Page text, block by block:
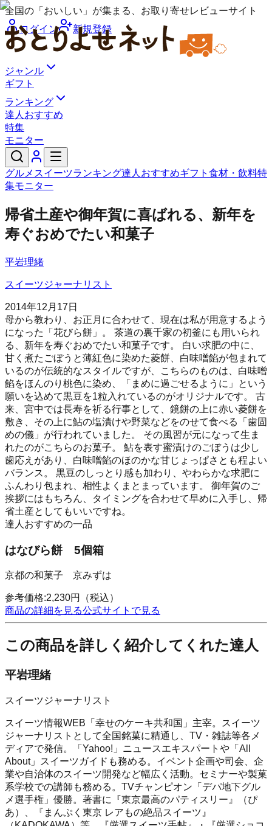
全国の「おいしい」が集まる、お取り寄せレビューサイト
ログイン
新規登録
ジャンル
ギフト
ランキング
達人おすすめ
特集
モニター
グルメ スイーツランキング達人おすすめギフト 食材・飲料特
集モニター
帰省土産や御年賀に喜ばれる、新年を
寿ぐおめでたい和菓子
平岩理緒
スイーツジャーナリスト
2014年12月17日
母から教わり、お正月に合わせて、現在は私が用意するよう
になった「花びら餅」。 茶道の裏千家の初釜にも用いられ
る、新年を寿ぐおめでたい和菓子です。 白い求肥の中に、
甘く煮たごぼうと薄紅色に染めた菱餅、白味噌餡が包まれて
いるのが伝統的なスタイルですが、こちらのものは、白味噌
餡をほんのり桃色に染め、「まめに過ごせるように」という
願いを込めて黒豆を1粒入れているのがオリジナルです。 古
来、宮中では長寿を祈る行事として、鏡餅の上に赤い菱餅を
敷き、その上に鮎の塩漬けや野菜などをのせて食べる「歯固
めの儀」が行われていました。 その風習が元になって生ま
れたのがこちらのお菓子。 鮎を表す蜜漬けのごぼうは少し
歯応えがあり、白味噌餡のほのかな甘じょっぱさとも程よい
バランス。 黒豆のしっとり感も加わり、やわらかな求肥に
ふんわり包まれ、相性よくまとまっています。 御年賀のご
挨拶にはもちろん、タイミングを合わせて早めに入手し、帰
省土産としてもいいですね。
達人おすすめの一品
はなびら餅 5個箱
京都の和菓子 京みずは
参考価格:2,230円
（税込）
商品の詳細を見る公式サイトで見る
この商品を詳しく紹介してくれた達人
平岩理緒
スイーツジャーナリスト
スイーツ情報WEB「幸せのケーキ共和国」主宰。スイーツ
ジャーナリストとして全国銘菓に精通し、TV・雑誌等各メ
ディアで発信。「Yahoo!」ニュースエキスパートや「All
About」スイーツガイドも務める。イベント企画や司会、企
業や自治体のスイーツ開発など幅広く活動。セミナーや製菓
系学校での講師も務める。TVチャンピオン「デパ地下グル
メ選手権」優勝。著書に『東京最高のパティスリー』（ぴ
あ）、『まんぷく東京 レアもの絶品スイーツ』